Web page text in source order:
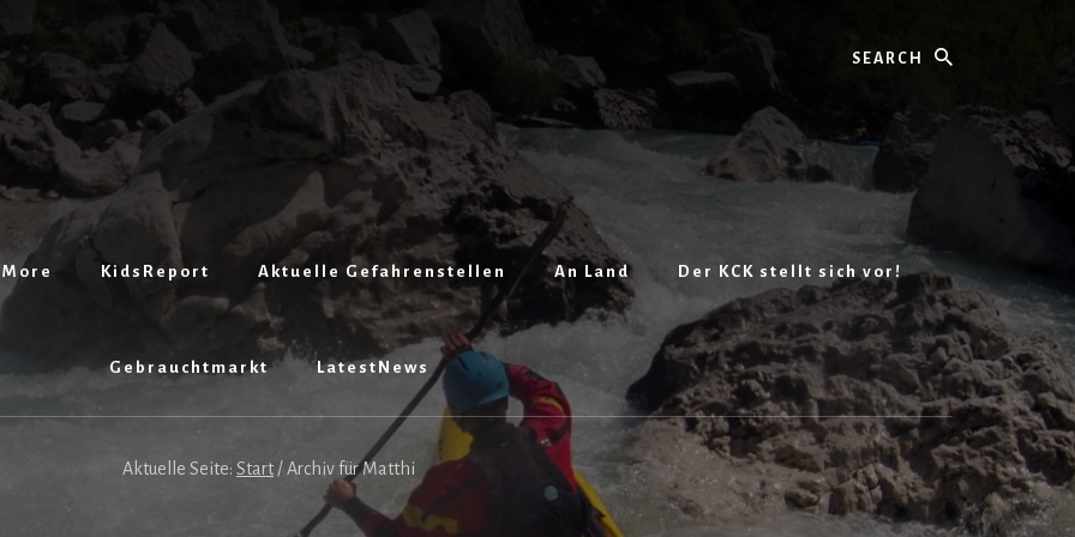
KidsReport Aktuelle Gefahrenstellen An Land Der KCK stellt sich vor!
Gebrauchtmarkt LatestNews
Aktuelle Seite: Start /Archiv für Matthi